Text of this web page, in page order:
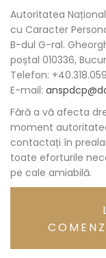
Autoritatea
cu Caracter
B-dul G-ral.
poștal 010336,
Telefon:
E-mail:
Fără a vă afecta
moment
contactați în
toate eforturile
pe cale amiabilă.